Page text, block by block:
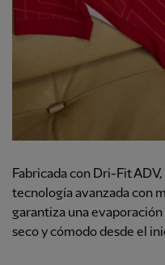
Fabricada con Dri-Fit
tecnología avanzada con
garantiza una
seco y cómodo desde el